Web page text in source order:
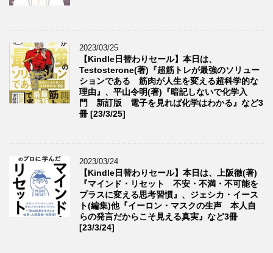
2023/03/25
【Kindle日替わりセール】本日は、
Testosterone(著)『超筋トレが最強のソリュー
ションである 筋肉が人生を変える超科学的な
理由』、平山令明(著)『暗記しないで化学入
門 新訂版 電子を見れば化学はわかる』など3
冊 [23/3/25]
2023/03/24
【Kindle日替わりセール】本日は、上阪徹(著)
『マインド・リセット 不安・不満・不可能を
プラスに変える思考習慣』、ジェシカ・イース
ト(編集)他『イーロン・マスクの生声 本人自
らの発言だからこそ見える真実』など3冊
[23/3/24]